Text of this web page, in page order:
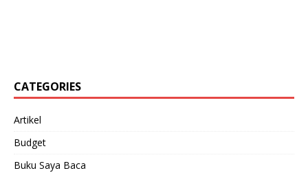
CATEGORIES
Artikel
Budget
Buku Saya Baca